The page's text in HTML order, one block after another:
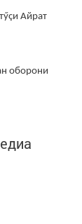
Айрат
оборони